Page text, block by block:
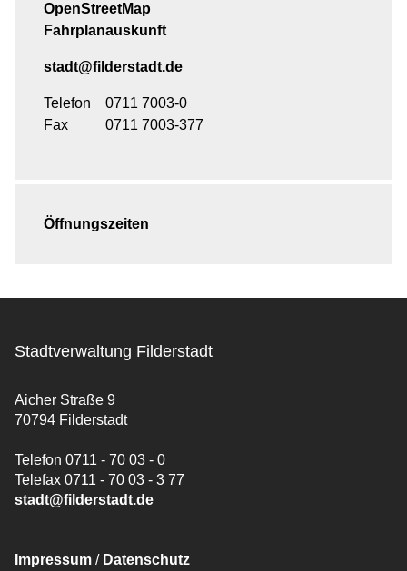
OpenStreetMap
Fahrplanauskunft
stadt@filderstadt.de
Telefon
0711 7003-0
Fax
0711 7003-377
Öffnungszeiten
Stadtverwaltung Filderstadt
Aicher Straße 9
70794 Filderstadt
Telefon 0711 - 70 03 - 0
Telefax 0711 - 70 03 - 3 77
stadt@filderstadt.de
Impressum / Datenschutz